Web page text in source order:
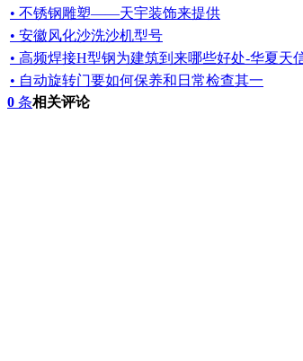
• 不锈钢雕塑——天宇装饰来提供
• 安徽风化沙洗沙机型号
• 高频焊接H型钢为建筑到来哪些好处-华夏天
• 自动旋转门要如何保养和日常检查其一
0 条相关评论